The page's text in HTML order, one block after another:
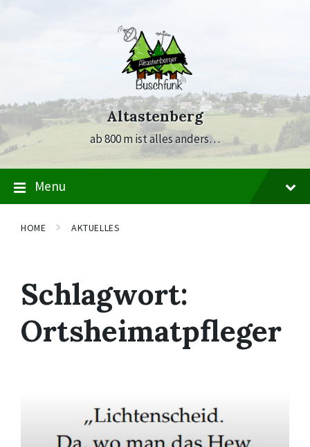
Altastenberg
ab 800 m ist alles anders…
Menu
HOME AKTUELLES
Schlagwort:
Ortsheimatpfleger